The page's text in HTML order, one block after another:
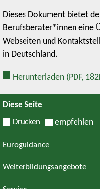
Dieses Dokument bietet
Berufsberater*innen eine
Webseiten und
in Deutschland.
Herunterladen (PDF,
Diese Seite
Drucken empfehlen
Euroguidance
Weiterbildungsangebote